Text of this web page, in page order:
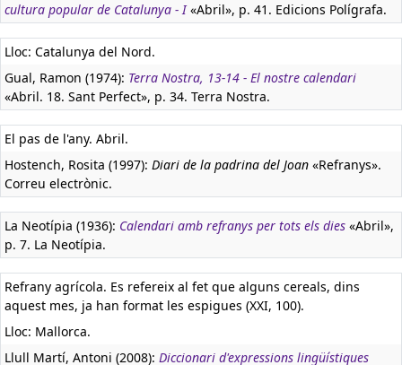
cultura popular de Catalunya - I«Abril», p. 41. Edicions Polígrafa.
Lloc: Catalunya del Nord.
Gual, Ramon (1974): Terra Nostra, 13-14 - El nostre calendari
«Abril. 18. Sant Perfect», p. 34. Terra Nostra.
El pas de l'any. Abril.
Hostench, Rosita (1997): Diari de la padrina del Joan «Refranys».
Correu electrònic.
La Neotípia (1936): Calendari amb refranys per tots els dies «Abril»,
p. 7. La Neotípia.
Refrany agrícola. Es refereix al fet que alguns cereals, dins
aquest mes, ja han format les espigues (XXI, 100).
Lloc: Mallorca.
Llull Martí, Antoni (2008): Diccionari d'expressions lingüístiques